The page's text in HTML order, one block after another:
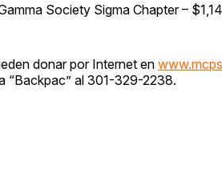
Society Sigma Chapter –
donar por Internet en
“Backpac” al 301-329-2238.